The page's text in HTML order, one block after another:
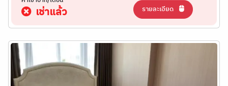
เช่าแล้ว รายละเอียด